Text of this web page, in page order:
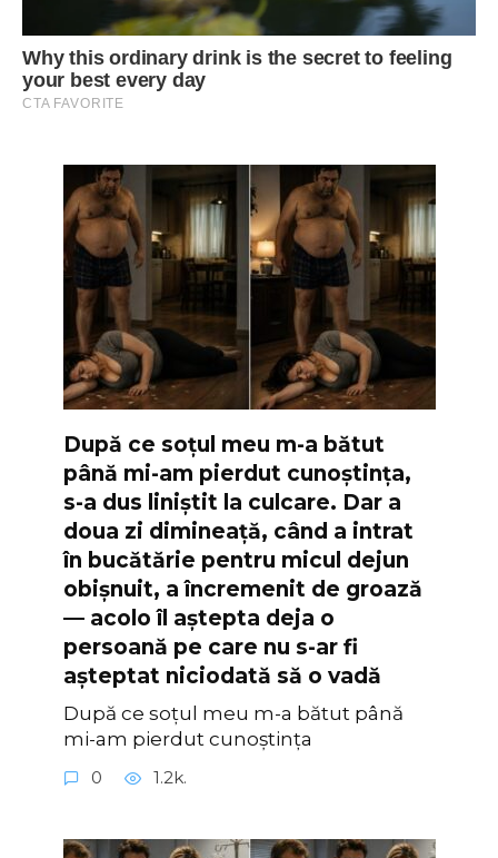
După ce soțul meu m-a bătut
până mi-am pierdut cunoștința,
s-a dus liniștit la culcare. Dar a
doua zi dimineață, când a intrat
în bucătărie pentru micul dejun
obișnuit, a încremenit de groază
— acolo îl aștepta deja o
persoană pe care nu s-ar fi
așteptat niciodată să o vadă
După ce soțul meu m-a bătut până
mi-am pierdut cunoștința
0 1.2k.